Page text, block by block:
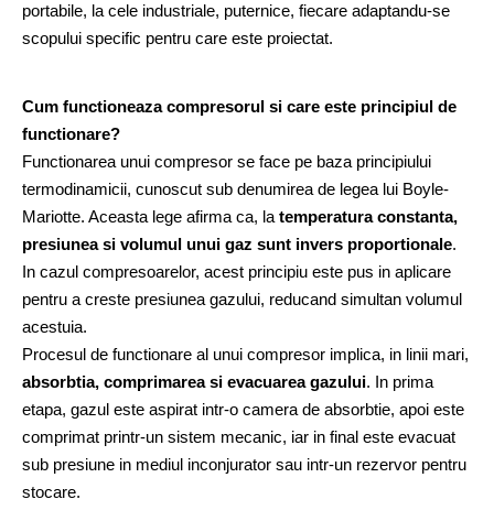
portabile, la cele industriale, puternice, fiecare adaptandu-se
scopului specific pentru care este proiectat.
Cum functioneaza compresorul si care este principiul de
functionare?
Functionarea unui compresor se face pe baza principiului
termodinamicii, cunoscut sub denumirea de legea lui Boyle-
Mariotte. Aceasta lege afirma ca, la temperatura constanta,
presiunea si volumul unui gaz sunt invers proportionale.
In cazul compresoarelor, acest principiu este pus in aplicare
pentru a creste presiunea gazului, reducand simultan volumul
acestuia.
absorbtia, comprimarea si evacuarea gazului. In prima
etapa, gazul este aspirat intr-o camera de absorbtie, apoi este
comprimat printr-un sistem mecanic, iar in final este evacuat
sub presiune in mediul inconjurator sau intr-un rezervor pentru
stocare.